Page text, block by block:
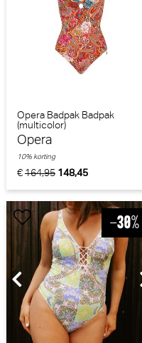
Opera Badpak Badpak
(multicolor)
Opera
€164,95 148,45
10% korting